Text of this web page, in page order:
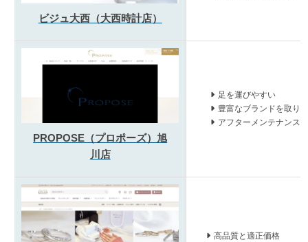
ビジュ大西（大西時計店）
PROPOSE（プロポーズ）旭
川店
足を運びやすい
豊富なブランドを取り
アフターメンテナンス
高品質と適正価格